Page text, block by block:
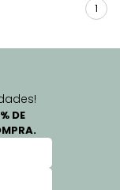
1
DE